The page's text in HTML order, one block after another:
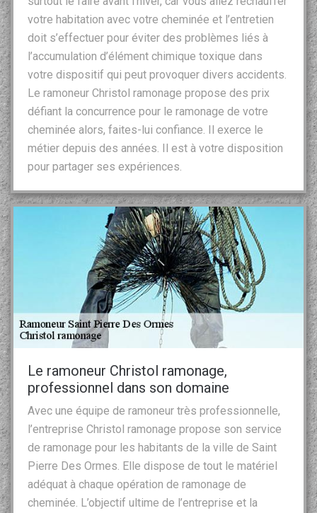
votre habitation avec votre cheminée et l’entretien
doit s’effectuer pour éviter des problèmes liés à
l’accumulation d’élément chimique toxique dans
votre dispositif qui peut provoquer divers accidents.
Le ramoneur Christol ramonage propose des prix
défiant la concurrence pour le ramonage de votre
cheminée alors, faites-lui confiance. Il exerce le
métier depuis des années. Il est à votre disposition
pour partager ses expériences.
Le ramoneur Christol ramonage,
professionnel dans son domaine
Avec une équipe de ramoneur très professionnelle,
l’entreprise Christol ramonage propose son service
de ramonage pour les habitants de la ville de Saint
Pierre Des Ormes. Elle dispose de tout le matériel
adéquat à chaque opération de ramonage de
cheminée. L’objectif ultime de l’entreprise et la